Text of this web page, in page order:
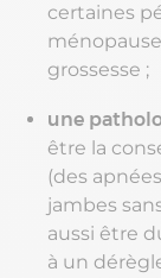
certaines
grossesse ;
une
être la
(des
jambes
aussi être
à un